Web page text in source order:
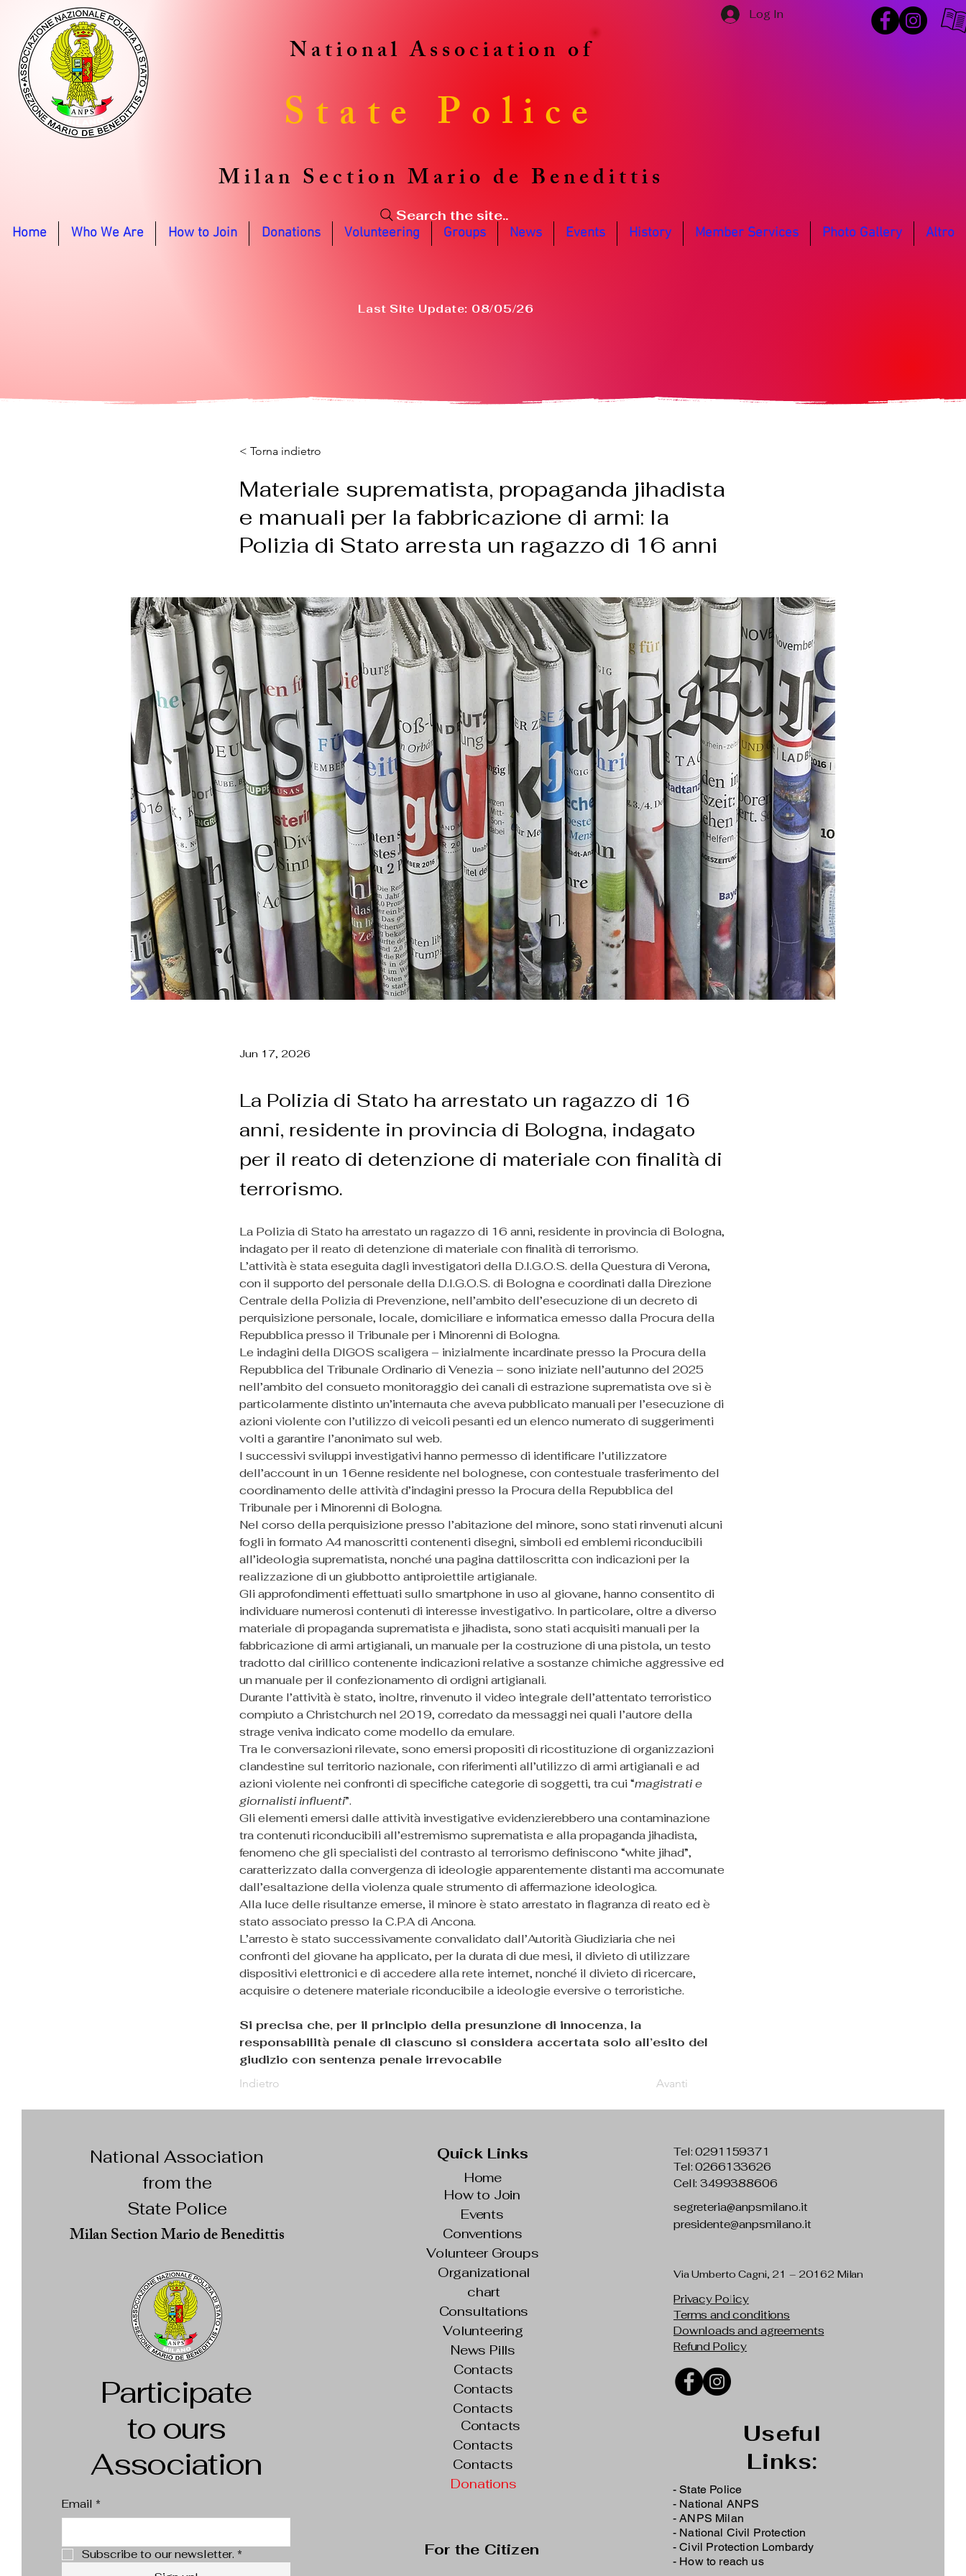
Log In
National Association of
State Police
Milan Section Mario de Benedittis
Search the site..
Last Site Update: 08/05/26
Home Who We Are How to Join Donations Volunteering Groups News Events History Member Services Photo Gallery Altro
< Torna indietro
Materiale suprematista, propaganda jihadista
e manuali per la fabbricazione di armi: la
Polizia di Stato arresta un ragazzo di 16 anni
Jun 17, 2026
La Polizia di Stato ha arrestato un ragazzo di 16
anni, residente in provincia di Bologna, indagato
per il reato di detenzione di materiale con finalità di
terrorismo.
La Polizia di Stato ha arrestato un ragazzo di 16 anni, residente in provincia di Bologna,
indagato per il reato di detenzione di materiale con finalità di terrorismo.
L’attività è stata eseguita dagli investigatori della D.I.G.O.S. della Questura di Verona,
con il supporto del personale della D.I.G.O.S. di Bologna e coordinati dalla Direzione
Centrale della Polizia di Prevenzione, nell’ambito dell’esecuzione di un decreto di
perquisizione personale, locale, domiciliare e informatica emesso dalla Procura della
Repubblica presso il Tribunale per i Minorenni di Bologna.
Le indagini della DIGOS scaligera – inizialmente incardinate presso la Procura della
Repubblica del Tribunale Ordinario di Venezia – sono iniziate nell’autunno del 2025
nell’ambito del consueto monitoraggio dei canali di estrazione suprematista ove si è
particolarmente distinto un’internauta che aveva pubblicato manuali per l’esecuzione di
azioni violente con l’utilizzo di veicoli pesanti ed un elenco numerato di suggerimenti
volti a garantire l’anonimato sul web.
I successivi sviluppi investigativi hanno permesso di identificare l’utilizzatore
dell’account in un 16enne residente nel bolognese, con contestuale trasferimento del
coordinamento delle attività d’indagini presso la Procura della Repubblica del
Tribunale per i Minorenni di Bologna.
Nel corso della perquisizione presso l’abitazione del minore, sono stati rinvenuti alcuni
fogli in formato A4 manoscritti contenenti disegni, simboli ed emblemi riconducibili
all’ideologia suprematista, nonché una pagina dattiloscritta con indicazioni per la
realizzazione di un giubbotto antiproiettile artigianale.
Gli approfondimenti effettuati sullo smartphone in uso al giovane, hanno consentito di
individuare numerosi contenuti di interesse investigativo. In particolare, oltre a diverso
materiale di propaganda suprematista e jihadista, sono stati acquisiti manuali per la
fabbricazione di armi artigianali, un manuale per la costruzione di una pistola, un testo
tradotto dal cirillico contenente indicazioni relative a sostanze chimiche aggressive ed
un manuale per il confezionamento di ordigni artigianali.
Durante l’attività è stato, inoltre, rinvenuto il video integrale dell’attentato terroristico
compiuto a Christchurch nel 2019, corredato da messaggi nei quali l’autore della
strage veniva indicato come modello da emulare.
Tra le conversazioni rilevate, sono emersi propositi di ricostituzione di organizzazioni
clandestine sul territorio nazionale, con riferimenti all’utilizzo di armi artigianali e ad
azioni violente nei confronti di specifiche categorie di soggetti, tra cui “magistrati e
giornalisti influenti”.
Gli elementi emersi dalle attività investigative evidenzierebbero una contaminazione
tra contenuti riconducibili all’estremismo suprematista e alla propaganda jihadista,
fenomeno che gli specialisti del contrasto al terrorismo definiscono “white jihad”,
caratterizzato dalla convergenza di ideologie apparentemente distanti ma accomunate
dall’esaltazione della violenza quale strumento di affermazione ideologica.
Alla luce delle risultanze emerse, il minore è stato arrestato in flagranza di reato ed è
stato associato presso la C.P.A di Ancona.
L’arresto è stato successivamente convalidato dall’Autorità Giudiziaria che nei
confronti del giovane ha applicato, per la durata di due mesi, il divieto di utilizzare
dispositivi elettronici e di accedere alla rete internet, nonché il divieto di ricercare,
acquisire o detenere materiale riconducibile a ideologie eversive o terroristiche.
Si precisa che, per il principio della presunzione di innocenza, la
responsabilità penale di ciascuno si considera accertata solo all’esito del
giudizio con sentenza penale irrevocabile
Indietro Avanti
National Association
from the
State Police
Milan Section Mario de Benedittis
Participate
to ours
Association
Email *
Subscribe to our newsletter. *
Quick Links
How to Join
Home
Events
Conventions
Volunteer Groups
Organizational
chart
Consultations
Volunteering
News Pills
Contacts
Contacts
Contacts
Contacts
Contacts
Contacts
Donations
For the Citizen
Tel:0291159371
Tel: 0266133626
Cell: 3499388606
segreteria@anpsmilano.it
presidente@anpsmilano.it
Via Umberto Cagni, 21 – 20162 Milan
Privacy Policy
Terms and conditions
Downloads and agreements
Refund Policy
Useful
Links:
- State Police
- National ANPS
-ANPS Milan
- National Civil Protection
-Civil Protection Lombardy
- How to reach us